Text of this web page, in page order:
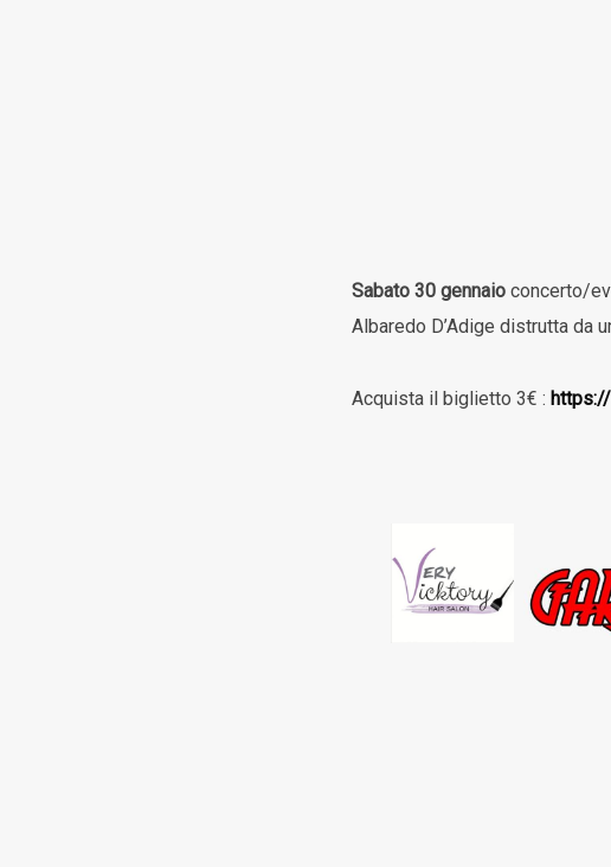
Sabato 30 gennaio concerto/
Albaredo D’Adige distrutta da
Acquista il biglietto 3€ :